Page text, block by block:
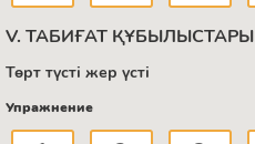
V. ТАБИҒАТ ҚҰБЫЛЫСТАРЫ
Төрт түсті жер үсті
Упражнение